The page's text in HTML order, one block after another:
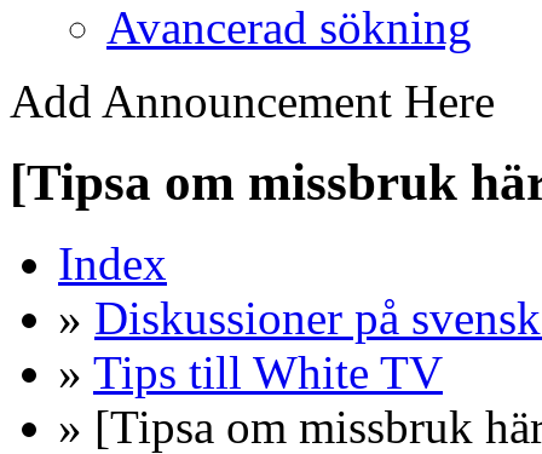
Avancerad sökning
Add Announcement Here
[Tipsa om missbruk
Index
» Diskussioner på
» Tips till White TV
» [Tipsa om missbruk